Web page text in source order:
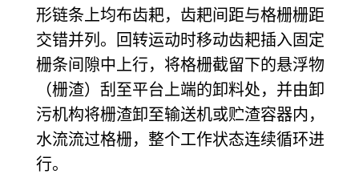
形链条上均布齿耙，齿耙间距与格栅栅距
交错并列。回转运动时移动齿耙插入固定
栅条间隙中上行，将格栅截留下的悬浮物
（栅渣）刮至平台上端的卸料处，并由卸
污机构将栅渣卸至输送机或贮渣容器内，
水流流过格栅，整个工作状态连续循环进
行。